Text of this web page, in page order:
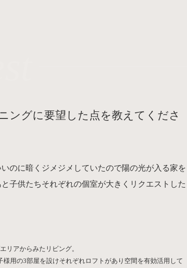
ングに要望した点を教えてくださ
のに暗くジメジメしていたので陽の光が入る家を
子供たちそれぞれの個室が大きくリクエストした
アからみたリビング。
用の3部屋を設けそれぞれロフトがあり空間を有効活用して